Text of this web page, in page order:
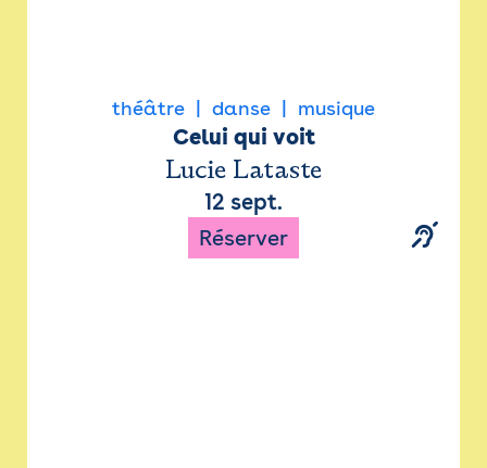
théâtre danse musique
Celui qui voit
Lucie Lataste
12 sept.
Réserver